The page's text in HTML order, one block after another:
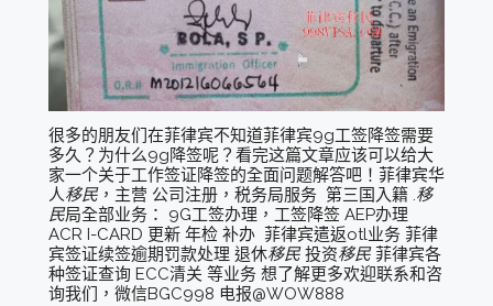
很多的朋友们在菲律宾不知道菲律宾9g工签降签需要
多久？为什么9g降签呢？看完这篇文章应该可以给大
家一个关于工作签证降签的全面问题解答吧！菲律宾华
人移民，主营 公司注册，税务局服务 第三国入籍 .移
民局全部业务： 9G工签办理，工签降签 AEP办理
ACR I-CARD 更新 年检 补办 菲律宾遣返otl业务 菲律
宾签证续签逾期罚款处理 退休移民投资移民菲律宾各
种签证查询 ECC清关 等业务 想了解更多欢迎联系和咨
询我们，微信BGC998 电报@WOW888